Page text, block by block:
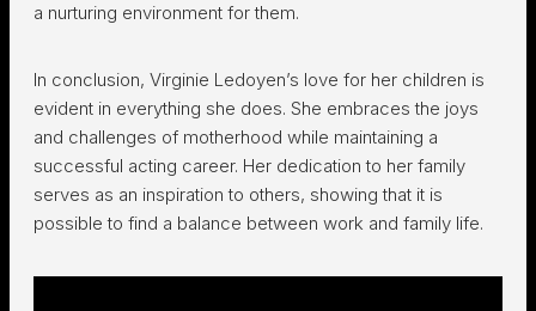
a nurturing environment for them.
In conclusion, Virginie Ledoyen’s love for her children is
evident in everything she does. She embraces the joys
and challenges of motherhood while maintaining a
successful acting career. Her dedication to her family
serves as an inspiration to others, showing that it is
possible to find a balance between work and family life.